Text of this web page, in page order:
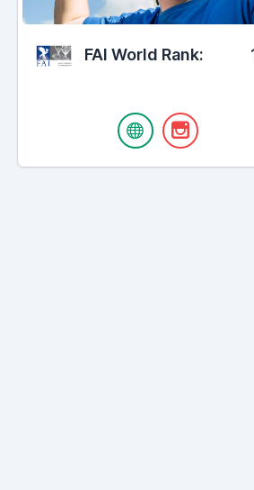
FAI World Rank: